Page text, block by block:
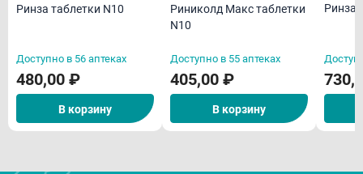
Ринза таблетки N10
Доступно в 56 аптеках
480,00 ₽
В корзину
Риниколд Макс таблетки
N10
Доступно в 55 аптеках
405,00 ₽
В корзину
Ринза